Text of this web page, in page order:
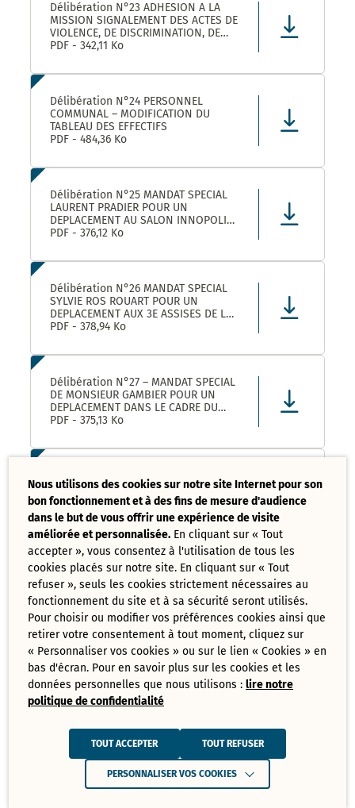
Délibération N°23 ADHESION A LA
MISSION SIGNALEMENT DES ACTES DE
VIOLENCE, DE DISCRIMINATION, DE
HARCELEMENT ET D’AGISSEMENTS
PDF - 342,11 Ko
Délibération N°24 PERSONNEL
COMMUNAL – MODIFICATION DU
TABLEAU DES EFFECTIFS
PDF - 484,36 Ko
Délibération N°25 MANDAT SPECIAL
LAURENT PRADIER POUR UN
DEPLACEMENT AU SALON INNOPOLIS
A PARIS
PDF - 376,12 Ko
Délibération N°26 MANDAT SPECIAL
SYLVIE ROS ROUART POUR UN
DEPLACEMENT AUX 3E ASSISES DE LA
VOIE D’ARLES A ARLES
PDF - 378,94 Ko
Délibération N°27 – MANDAT SPECIAL
DE MONSIEUR GAMBIER POUR UN
DEPLACEMENT DANS LE CADRE DU
FORUM DES ELUS INFO JEUNES A
PDF - 375,13 Ko
Liste des délibérations examinées
Conseil Municipal 17 mars 2025
PDF - 121,08 Ko
Ordre du jour du Conseil Municipal 17
mars 2025
PDF - 73,70 Ko
Tout
télécharger
Juin
Ressources de Juin 2025
Convocation Conseil Municipal du 30
PDF - 231,28 Ko
Nous utilisons des cookies sur notre site Internet pour son
bon fonctionnement et à des fins de mesure d'audience
dans le but de vous offrir une expérience de visite
améliorée et personnalisée. En cliquant sur « Tout
accepter », vous consentez à l'utilisation de tous les
cookies placés sur notre site. En cliquant sur « Tout
refuser », seuls les cookies strictement nécessaires au
fonctionnement du site et à sa sécurité seront utilisés.
Pour choisir ou modifier vos préférences cookies ainsi que
retirer votre consentement à tout moment, cliquez sur
« Personnaliser vos cookies » ou sur le lien « Cookies » en
bas d'écran. Pour en savoir plus sur les cookies et les
données personnelles que nous utilisons :lire notre
politique de confidentialité
TOUT ACCEPTER TOUT REFUSER
PERSONNALISER VOS COOKIES